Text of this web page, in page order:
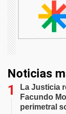
Noticias
La Justicia
Facundo
perimetral